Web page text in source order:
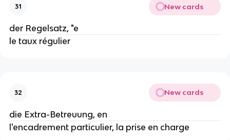
31 New cards
der Regelsatz, "e
le taux régulier
32 New cards
die Extra-Betreuung, en
l'encadrement particulier, la prise en charge